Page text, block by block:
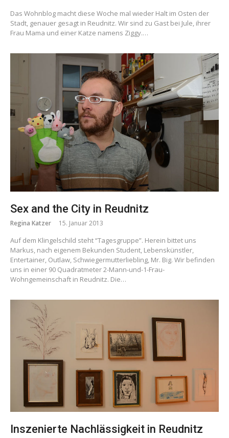
Das Wohnblog macht diese Woche mal wieder Halt im Osten der
Stadt, genauer gesagt in Reudnitz. Wir sind zu Gast bei Jule, ihrer
Frau Mama und einer Katze namens Ziggy.…
Sex and the City in Reudnitz
Regina Katzer 15. Januar 2013
Auf dem Klingelschild steht “Tagesgruppe”. Herein bittet uns
Markus, nach eigenem Bekunden Student, Lebenskünstler,
Entertainer, Outlaw, Schwiegermutterliebling, Mr. Big. Wir befinden
uns in einer 90 Quadratmeter 2-Mann-und-1-Frau-
Wohngemeinschaft in Reudnitz. Die…
Inszenierte Nachlässigkeit in Reudnitz